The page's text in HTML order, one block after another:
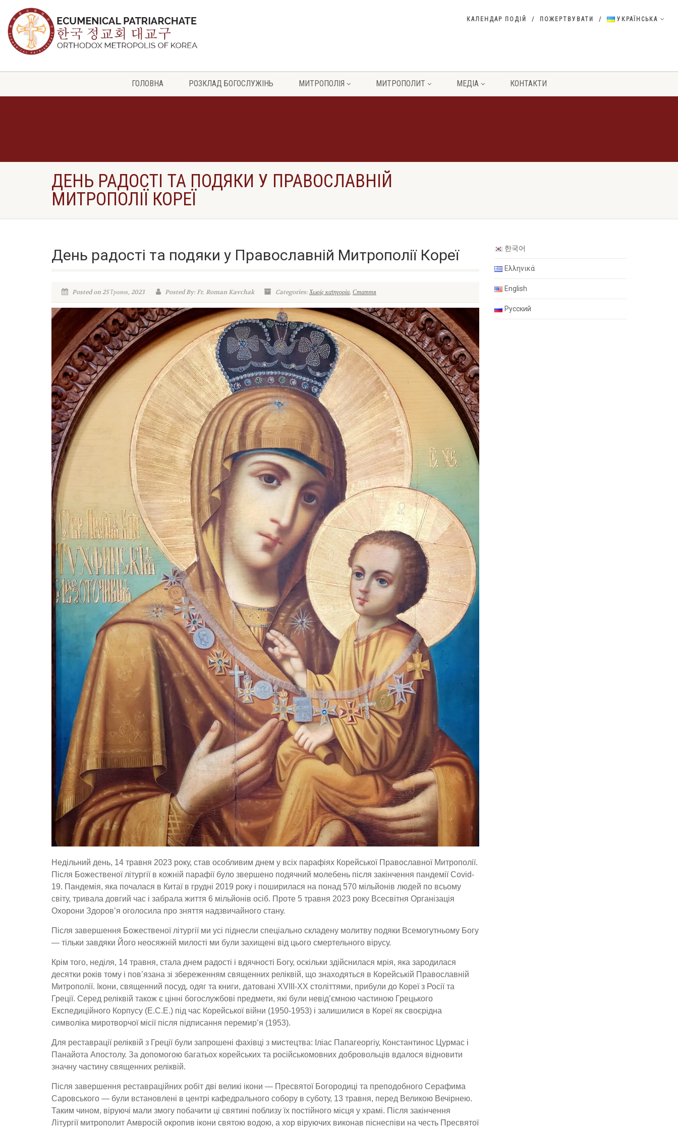
КАЛЕНДАР ПОДІЙ ПОЖЕРТВУВАТИ УКРАЇНСЬКА
ГОЛОВНА РОЗКЛАД БОГОСЛУЖІНЬ МИТРОПОЛІЯ МИТРОПОЛИТ МЕДІА КОНТАКТИ
ДЕНЬ РАДОСТІ ТА ПОДЯКИ У ПРАВОСЛАВНІЙ
МИТРОПОЛІЇ КОРЕЇ
День радості та подяки у Православній Митрополії Кореї
Posted on 25 Травня, 2023 Posted By: Fr. Roman Kavchak Categories:Χωρίς κατηγορία,Стаття
Недільний день, 14 травня 2023 року, став особливим днем у всіх парафіях Корейської Православної Митрополії.
Після Божественої літургії в кожній парафії було звершено подячний молебень після закінчення пандемії Covid-
19. Пандемія, яка почалася в Китаї в грудні 2019 року і поширилася на понад 570 мільйонів людей по всьому
світу, тривала довгий час і забрала життя 6 мільйонів осіб. Проте 5 травня 2023 року Всесвітня Організація
Охорони Здоров’я оголосила про зняття надзвичайного стану.
Після завершення Божественої літургії ми усі піднесли спеціально складену молитву подяки Всемогутньому Богу
— тільки завдяки Його неосяжній милості ми були захищені від цього смертельного вірусу.
Крім того, неділя, 14 травня, стала днем радості і вдячності Богу, оскільки здійснилася мрія, яка зародилася
десятки років тому і пов’язана зі збереженням священних реліквій, що знаходяться в Корейській Православній
Митрополії. Ікони, священний посуд, одяг та книги, датовані XVIII-XX століттями, прибули до Кореї з Росії та
Греції. Серед реліквій також є цінні богослужбові предмети, які були невід’ємною частиною Грецького
Експедиційного Корпусу (Е.С.Е.) під час Корейської війни (1950-1953) і залишилися в Кореї як своєрідна
символіка миротворчої місії після підписання перемир’я (1953).
Для реставрації реліквій з Греції були запрошені фахівці з мистецтва: Іліас Папагеоргіу, Константинос Цурмас і
Панайота Апостолу. За допомогою багатьох корейських та російськомовних добровольців вдалося відновити
значну частину священних реліквій.
Після завершення реставраційних робіт дві великі ікони — Пресвятої Богородиці та преподобного Серафима
Саровського — були встановлені в центрі кафедрального собору в суботу, 13 травня, перед Великою Вечірнею.
Таким чином, віруючі мали змогу побачити ці святині поблизу їх постійного місця у храмі. Після закінчення
Літургії митрополит Амвросій окропив ікони святою водою, а хор віруючих виконав піснеспіви на честь Пресвятої
한국어
Ελληνικά
English
Русский